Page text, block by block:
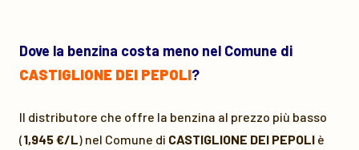
Dove la benzina costa meno nel Comune di
CASTIGLIONE DEI PEPOLI?
Il distributore che offre la benzina al prezzo più basso
(1,945 €/L) nel Comune di CASTIGLIONE DEI PEPOLI è